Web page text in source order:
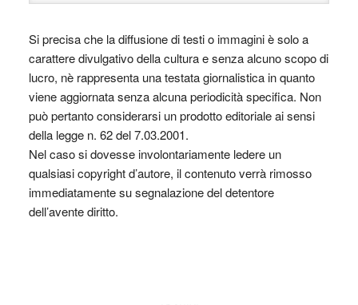
Si precisa che la diffusione di testi o immagini è solo a
carattere divulgativo della cultura e senza alcuno scopo di
lucro, nè rappresenta una testata giornalistica in quanto
viene aggiornata senza alcuna periodicità specifica. Non
può pertanto considerarsi un prodotto editoriale ai sensi
della legge n. 62 del 7.03.2001.
Nel caso si dovesse involontariamente ledere un
qualsiasi copyright d’autore, il contenuto verrà rimosso
immediatamente su segnalazione del detentore
dell’avente diritto.